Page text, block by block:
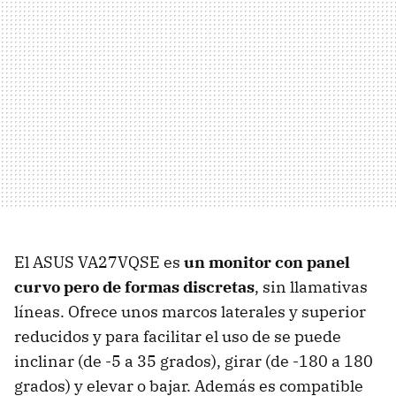
El ASUS VA27VQSE es un monitor con panel
curvo pero de formas discretas, sin llamativas
líneas. Ofrece unos marcos laterales y superior
reducidos y para facilitar el uso de se puede
inclinar (de -5 a 35 grados), girar (de -180 a 180
grados) y elevar o bajar. Además es compatible